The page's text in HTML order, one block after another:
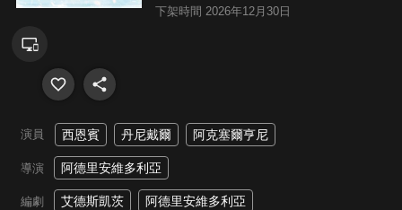
下架時間 2026年12月30日
演員 西恩賓 丹尼戴爾 阿克塞爾亨尼
導演 阿德里安維多利亞
編劇 艾德斯凱茨 阿德里安維多利亞